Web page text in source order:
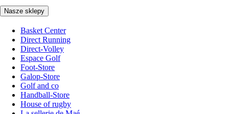
Nasze sklepy
Basket Center
Direct Running
Direct-Volley
Espace Golf
Foot-Store
Galop-Store
Golf and co
Handball-Store
House of rugby